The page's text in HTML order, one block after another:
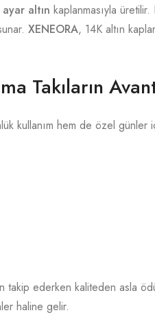
altın kaplanmasıyla
XENEORA, 14K altın
Takıların
kullanım hem de özel günler
takip ederken kaliteden asla
haline gelir.